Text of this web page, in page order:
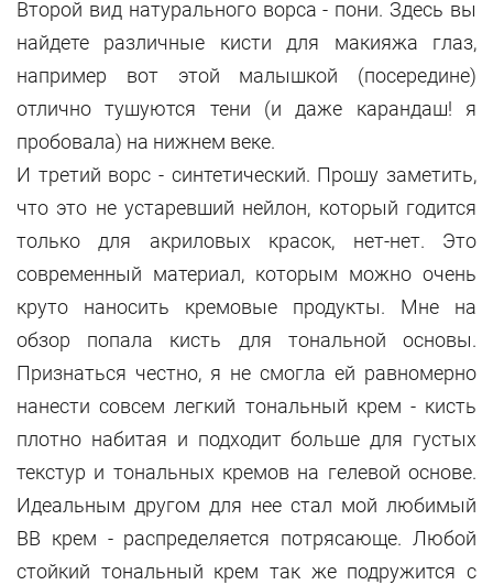
Второй вид натурального ворса - пони. Здесь вы
найдете различные кисти для макияжа глаз,
например вот этой малышкой (посередине)
отлично тушуются тени (и даже карандаш! я
пробовала) на нижнем веке.
И третий ворс - синтетический. Прошу заметить,
что это не устаревший нейлон, который годится
только для акриловых красок, нет-нет. Это
современный материал, которым можно очень
круто наносить кремовые продукты. Мне на
обзор попала кисть для тональной основы.
Признаться честно, я не смогла ей равномерно
нанести совсем легкий тональный крем - кисть
плотно набитая и подходит больше для густых
текстур и тональных кремов на гелевой основе.
Идеальным другом для нее стал мой любимый
BB крем - распределяется потрясающе. Любой
стойкий тональный крем так же подружится с